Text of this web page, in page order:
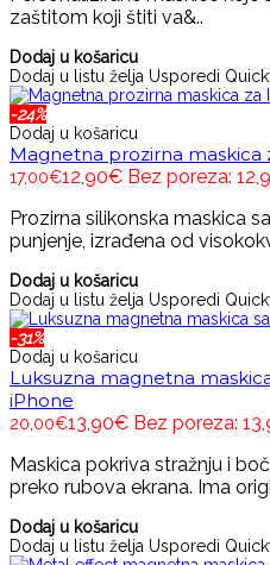
zaštitom koji štiti va&..
Dodaj u košaricu
Dodaj u listu želja Usporedi
-24%
Dodaj u košaricu
Magnetna prozirna maskica
17,00€12,90€ Bez poreza:
Prozirna silikonska maskica
punjenje, izrađena od
Dodaj u košaricu
Dodaj u listu želja Usporedi
-31%
Dodaj u košaricu
Luksuzna magnetna
iPhone
20,00€13,90€ Bez poreza:
Maskica pokriva stražnju i
preko rubova ekrana. Ima
Dodaj u košaricu
Dodaj u listu želja Usporedi